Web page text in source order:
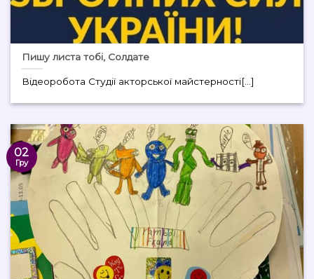
Пишу листа тобі, Солдате
Відеоробота Студії акторської майстерності[...]
02
Гру